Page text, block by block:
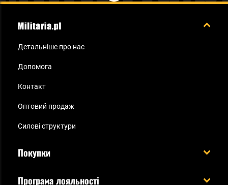
Детальніше про нас
Допомога
Контакт
Оптовий продаж
Силові структури
Покупки
Програма лояльності